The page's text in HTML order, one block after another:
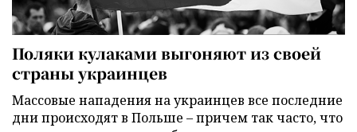
Поляки кулаками выгоняют из своей
страны украинцев
Массовые нападения на украинцев все последние
дни происходят в Польше – причем так часто, что